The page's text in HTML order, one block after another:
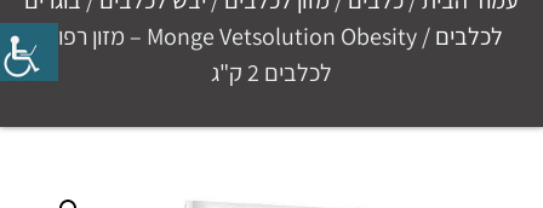
לכלבים
/ Monge Vetsolution Obesity – מזון רפואי
לכלבים 2 ק"ג